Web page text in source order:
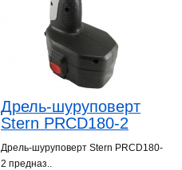
Дрель-шуруповерт
Stern PRCD180-2
Дрель-шуруповерт Stern PRCD180-
2 предназ..